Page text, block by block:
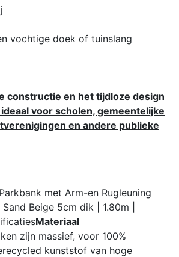
vochtige doek of tuinslang
constructie en het tijdloze design
voor scholen, gemeentelijke
en andere publieke
Parkbank met Arm-en Rugleuning
Beige 5cm dik | 1.80m |
Materiaal
zijn massief, voor 100%
kunststof van hoge